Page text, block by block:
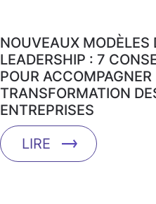
NOUVEAUX MODÈLES
LEADERSHIP : 7
POUR
TRANSFORMATION
ENTREPRISES
LIRE